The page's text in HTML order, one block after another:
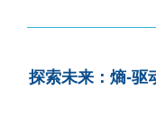
探索未来：熵-驱